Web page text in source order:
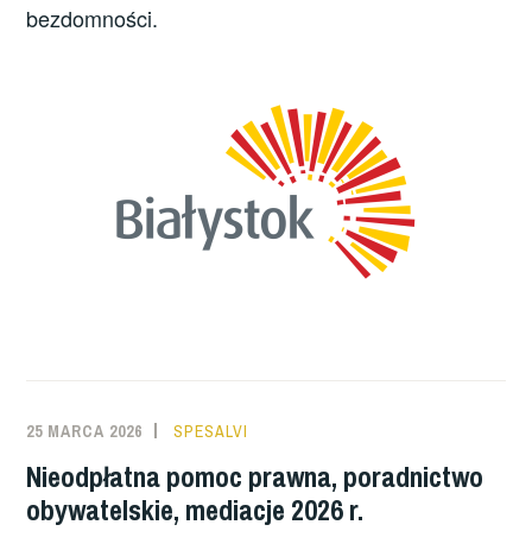
bezdomności.
25 MARCA 2026 SPESALVI
Nieodpłatna pomoc prawna, poradnictwo
obywatelskie, mediacje 2026 r.